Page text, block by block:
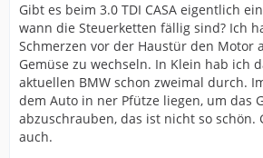
Gibt es beim 3.0 TDI CASA eigentlich
wann die Steuerketten fällig sind? Ich
Schmerzen vor der Haustür den Motor
Gemüse zu wechseln. In Klein hab ich
aktuellen BMW schon zweimal durch.
dem Auto in ner Pfütze liegen, um das
abzuschrauben, das ist nicht so schön.
auch.